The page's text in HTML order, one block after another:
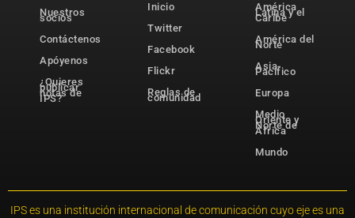
Nuestros
socios
Contáctenos
Apóyenos
¿Quieres
publicar
notas de
IPS?
Inicio
Twitter
Facebook
Flickr
Reglas de
comunidad
América
Latina y el
Caribe
América del
Norte
Asia-
Pacífico
Europa
Medio
Oriente y
Norte de
África
Mundo
IPS es una institución internacional de comunicación cuyo eje es una